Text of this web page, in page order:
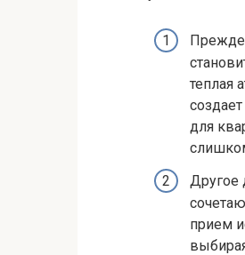
Прежде
теплая
для
Другое
прием